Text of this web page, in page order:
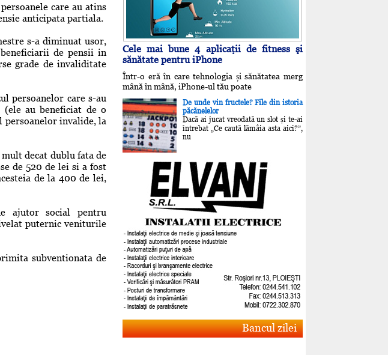
care au atins
anticipata partiala.
s-a diminuat usor,
de pensii in
grade de invaliditate
persoanelor care s-au
au beneficiat de o
persoanelor invalide, la
decat dublu fata de
de 520 de lei si a fost
de la 400 de lei,
ajutor social pentru
puternic veniturile
subventionata de
Cele mai bune 4 aplicaţii de fitness şi
sănătate pentru iPhone
Într-o eră în care tehnologia și sănătatea merg
mână în mână, iPhone-ul tău poate
De unde vin fructele? File din istoria
păcănelelor
Dacă ai jucat vreodată un slot și te-ai
întrebat „Ce caută lămâia asta aici?”,
nu
Bancul zilei